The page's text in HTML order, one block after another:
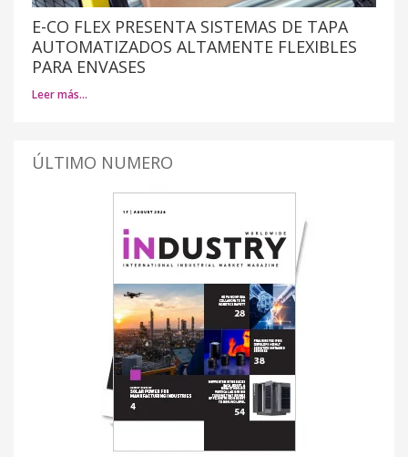
E-CO FLEX PRESENTA SISTEMAS DE TAPA
AUTOMATIZADOS ALTAMENTE FLEXIBLES
PARA ENVASES
Leer más…
ÚLTIMO NUMERO